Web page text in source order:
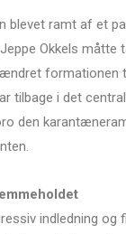
blevet ramt af et
Okkels
formationen
tilbage i det
den
indledning